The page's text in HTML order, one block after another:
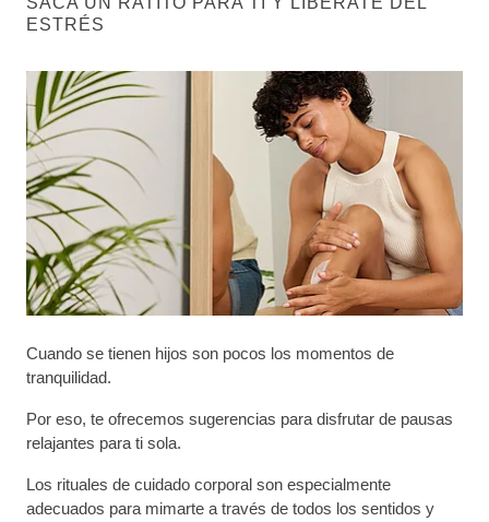
ESTRÉS
Cuando se tienen hijos son pocos los momentos de
tranquilidad.
Por eso, te ofrecemos sugerencias para disfrutar de pausas
relajantes para ti sola.
Los rituales de cuidado corporal son especialmente
adecuados para mimarte a través de todos los sentidos y